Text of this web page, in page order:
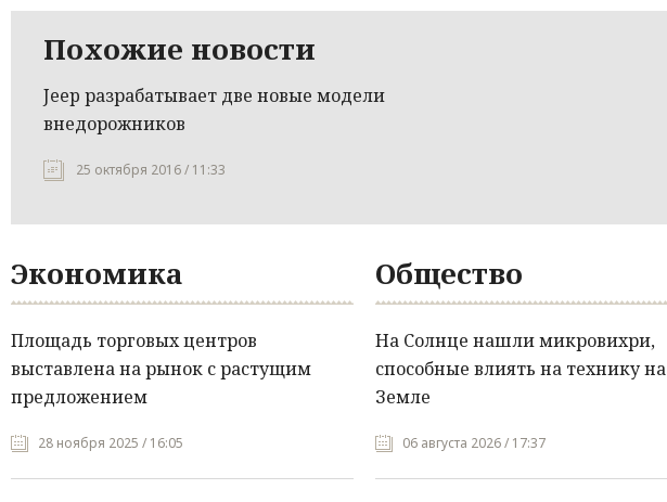
Похожие новости
Jeep разрабатывает две новые модели
внедорожников
25 октября 2016 / 11:33
Экономика
Площадь торговых центров
выставлена на рынок с растущим
предложением
28 ноября 2025 / 16:05
Общество
На Солнце нашли микровихри,
способные влиять на технику на
Земле
06 августа 2026 / 17:37